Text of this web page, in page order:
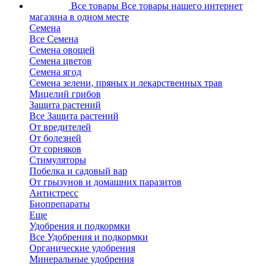
Все товары Все товары нашего интернет
магазина в одном месте
Семена
Все Семена
Семена овощей
Семена цветов
Семена ягод
Семена зелени, пряных и лекарственных трав
Мицелий грибов
Защита растений
Все Защита растений
От вредителей
От болезней
От сорняков
Стимуляторы
Побелка и садовый вар
От грызунов и домашних паразитов
Антистресс
Биопрепараты
Еще
Удобрения и подкормки
Все Удобрения и подкормки
Органические удобрения
Минеральные удобрения